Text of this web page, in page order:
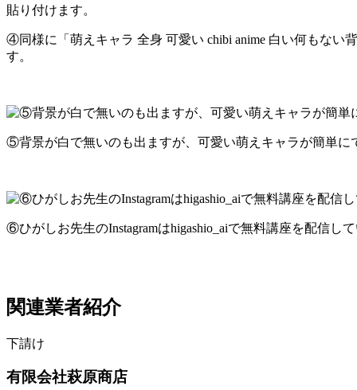
④同様に「萌えキャラ 全身 可愛い chibi anime 白い何もない
す。
⑤背景が白で無いのも出ますが、可愛い萌えキャラが簡単に
⑥ひがしお先生のInstagramはhigashio_aiで無料講座を配信し
関連業者紹介
下請け
有限会社萩原商店